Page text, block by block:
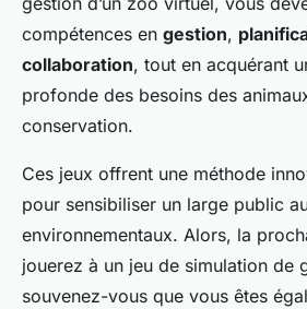
compétences en gestion,
collaboration, tout en acquérant
profonde des besoins des
conservation.
Ces jeux offrent une méthode
pour sensibiliser un large public
environnementaux. Alors, la
jouerez à un jeu de simulation de
souvenez-vous que vous êtes